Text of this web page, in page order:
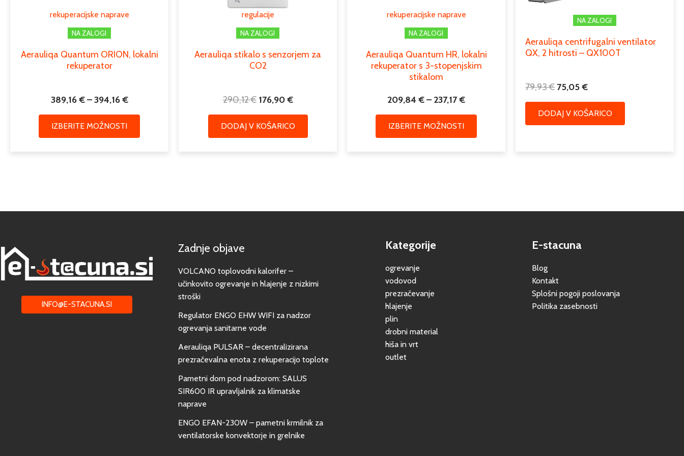
rekuperacijske naprave
NA ZALOGI
Aerauliqa Quantum ORION, lokalni
rekuperator
389,16€ – 394,16€
IZBERITE MOŽNOSTI
izdelka
regulacije
NA ZALOGI
Aerauliqa stikalo s senzorjem za
CO2
290,12€ 176,90€
DODAJ V KOŠARICO
rekuperacijske naprave
NA ZALOGI
Aerauliqa Quantum HR, lokalni
rekuperator s 3-stopenjskim
stikalom
209,84 €– 237,17€
IZBERITE MOŽNOSTI
izdelka
NA ZALOGI
Aerauliqa centrifugalni ventilator
QX, 2 hitrosti – QX100T
79,93€ 75,05€
DODAJ V KOŠARICO
INFO@E-STACUNA.SI
Zadnje objave
VOLCANO toplovodni kalorifer –
učinkovito ogrevanje in hlajenje z nizkimi
stroški
Regulator ENGO EHW WIFI za nadzor
ogrevanja sanitarne vode
Aerauliqa PULSAR – decentralizirana
prezračevalna enota z rekuperacijo toplote
Pametni dom pod nadzorom: SALUS
SIR600 IR upravljalnik za klimatske
naprave
ENGO EFAN-230W – pametni krmilnik za
ventilatorske konvektorje in grelnike
Kategorije
ogrevanje
vodovod
prezračevanje
hlajenje
plin
drobni material
hiša in vrt
outlet
E-stacuna
Blog
Kontakt
Splošni pogoji poslovanja
Politika zasebnosti